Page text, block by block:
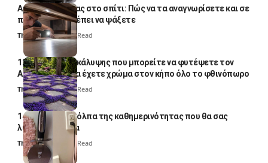
Αυγά κατσαρίδας στο σπίτι: Πώς να τα αναγνωρίσετε και σε
ποια σημεία πρέπει να ψάξετε
Thali Ombre4 Min Read
12 φυτά εδαφοκάλυψης που μπορείτε να φυτέψετε τον
Αύγουστο για να έχετε χρώμα στον κήπο όλο το φθινόπωρο
Thali Ombre7 Min Read
14 πανέξυπνα κόλπα της καθημερινότητας που θα σας
λύσουν τα χέρια
Thali Ombre 6 Min Read